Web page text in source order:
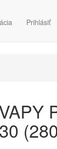
Prihlásiť